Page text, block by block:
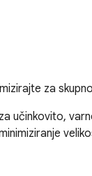
za
učinkovito,